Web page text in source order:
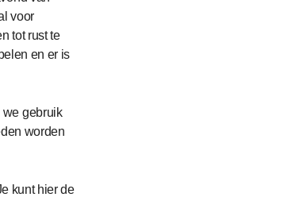
voor
tot rust te
en er is
we gebruik
worden
kunt hier de